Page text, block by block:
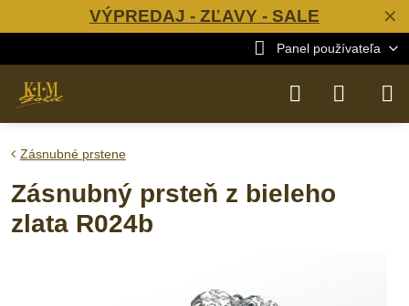
✕
VÝPREDAJ - ZĽAVY - SALE
Panel používateľa
Zásnubné prstene
Zásnubný prsteň z bieleho
zlata R024b